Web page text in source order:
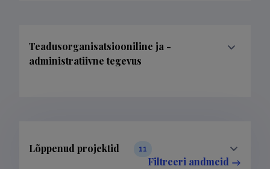
Teadusorganisatsiooniline ja -
administratiivne tegevus
Lõppenud projektid 11
Filtreeri andmeid